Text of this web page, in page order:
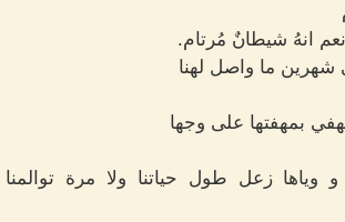
نعم انهُ شيطانٌ مُرتام.
ما واصل لهنا
بمهفتها على وجها
وياها زعل طول حياتنا ولا مرة توالمنا